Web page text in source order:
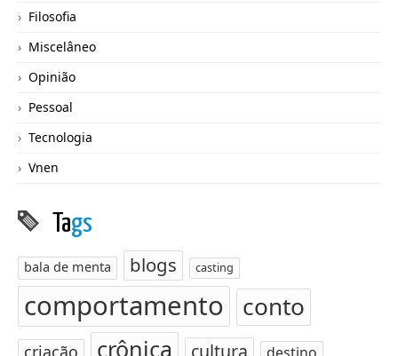
Filosofia
Miscelâneo
Opinião
Pessoal
Tecnologia
Vnen
Tags
bala de menta blogs casting
comportamento conto
criação crônica cultura